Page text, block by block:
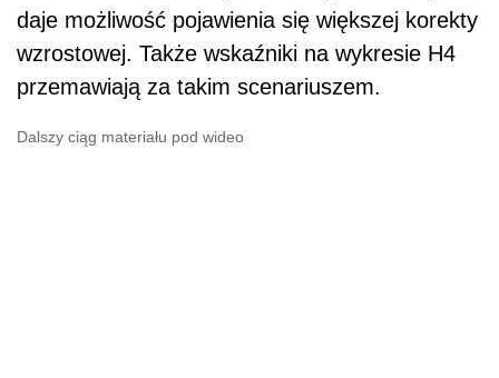
daje możliwość pojawienia się większej korekty
wzrostowej. Także wskaźniki na wykresie H4
przemawiają za takim scenariuszem.
Dalszy ciąg materiału pod wideo